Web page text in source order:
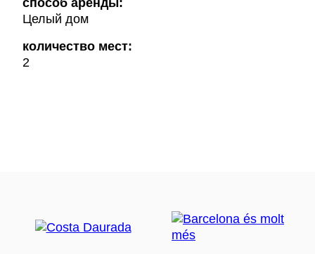
способ аренды:
Целый дом
количество мест:
2